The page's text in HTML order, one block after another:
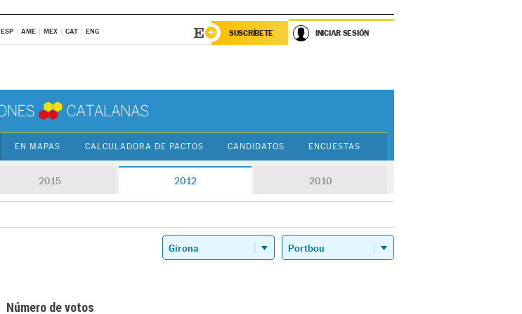
ESP AME MEX CAT ENG SUSCRÍBETE INICIAR SESIÓN
EN MAPAS CALCULADORA DE PACTOS CANDIDATOS ENCUESTAS
2015 2012 2010
Número de votos